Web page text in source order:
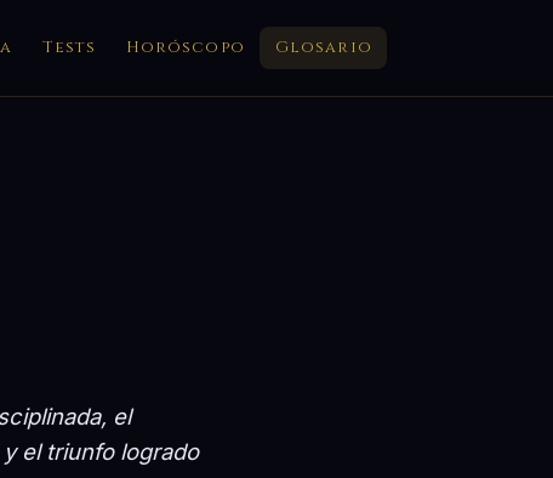
Tests Horóscopo Glosario
el
el triunfo logrado